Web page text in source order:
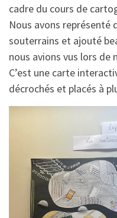
cadre du cours de
Nous avons représenté
souterrains et ajouté
nous avions vus lors de
C’est une carte
décrochés et placés à